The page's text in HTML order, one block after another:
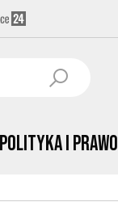
Polityka i prawo